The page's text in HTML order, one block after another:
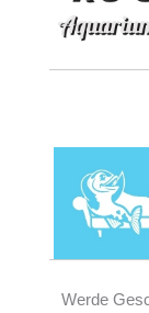
Werde